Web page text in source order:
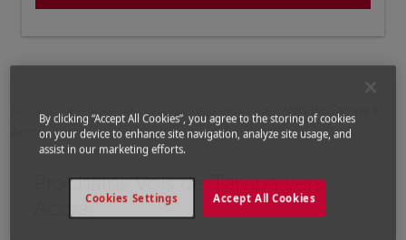
Vols pour Ghana
Vols de Tampa a
Accra
Prochains Vols de Tampa vers
Accra
Aucun tarif trouvé pour les options populaires
By clicking “Accept All Cookies”, you agree to the storing of cookies
on your device to enhance site navigation, analyze site usage, and
assist in our marketing efforts.
Accept All Cookies
Cookies Settings